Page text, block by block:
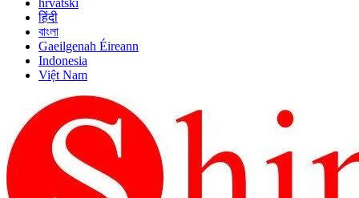
hrvatski
हिंदी
বাংলা
Gaeilgenah Éireann
Indonesia
Việt Nam